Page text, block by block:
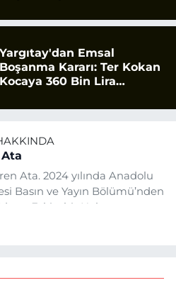
Yargıtay'dan Emsal
Boşanma Kararı: Ter Kokan
Kocaya 360 Bin Lira
Ata. 2024 yılında Anadolu
Basın ve Yayın Bölümü’nden
Eskişehir Haber
(EHA) muhabir ve editör